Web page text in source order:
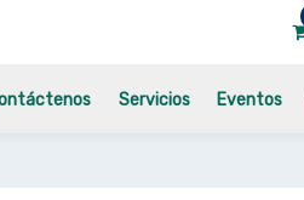
Servicios Eventos